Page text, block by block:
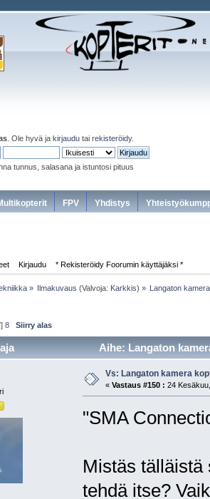
. Ole hyvä ja kirjaudu tai rekisteröidy.
tunnus, salasana ja istuntosi pituus
FPV Yhdistys
Kirjaudu * Rekisteröidy Foorumin käyttäjäksi *
» Ilmakuvaus (Valvoja: Karkkis) » Langaton
]8 Siirry alas
Aihe: Langaton
Vs: Langaton kamera
« Vastaus #150 : 24
"SMA
Mistäs tälläistä
tehdä itse?